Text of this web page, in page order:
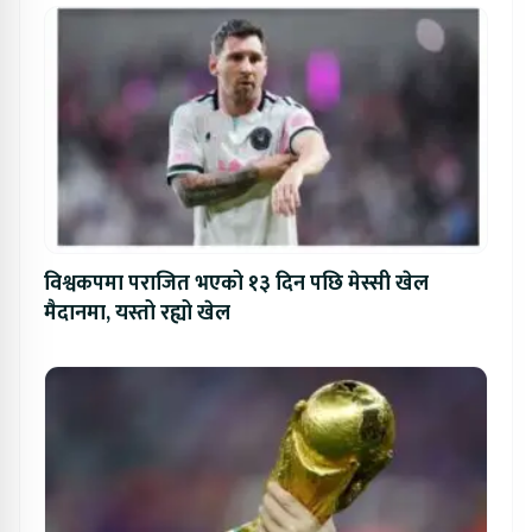
विश्वकपमा पराजित भएको १३ दिन पछि मेस्सी खेल
मैदानमा, यस्तो रह्यो खेल